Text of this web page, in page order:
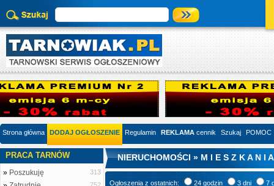
Strona główna DODAJ OGŁOSZENIE Regulamin REKLAMA cennik Szukaj POMOC
PRACA TARNÓW
» Poszukuję 313
NIERUCHOMOŚCI » M I E S Z K A N I
Ogłoszenia z ostatnich: 24 godzin 3 dni 7